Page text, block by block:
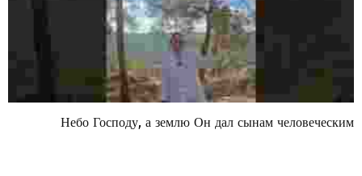
Небо Господу, а землю Он дал сынам человеческим